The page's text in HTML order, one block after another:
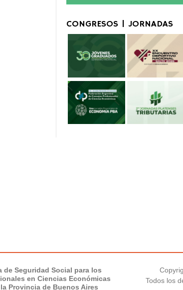
CONGRESOS | JORNADAS
de Seguridad Social para los
en Ciencias Económicas
Provincia de Buenos Aires
Todos los